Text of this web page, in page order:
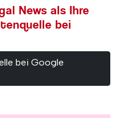
News als Ihre
bei
bei Google